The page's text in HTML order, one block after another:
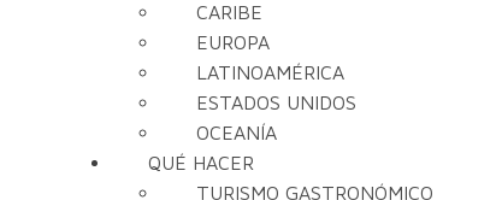
CARIBE
EUROPA
LATINOAMÉRICA
ESTADOS UNIDOS
OCEANÍA
QUÉ HACER
TURISMO GASTRONÓMICO